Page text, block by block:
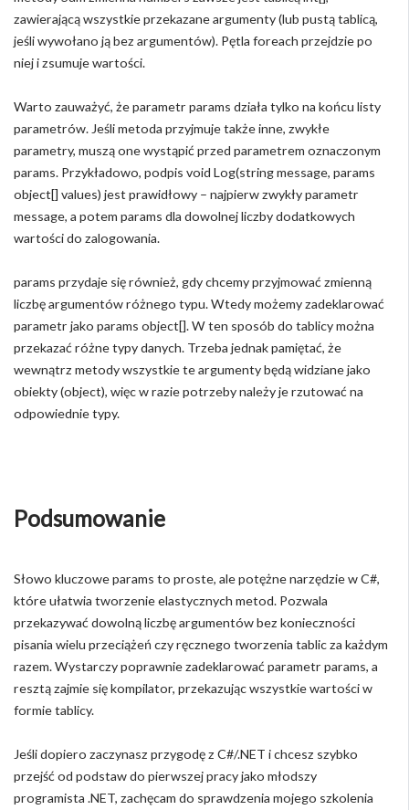
zawierającą wszystkie przekazane argumenty (lub pustą tablicą,
jeśli wywołano ją bez argumentów). Pętla foreach przejdzie po
niej i zsumuje wartości.
Warto zauważyć, że parametr params działa tylko na końcu listy
parametrów. Jeśli metoda przyjmuje także inne, zwykłe
parametry, muszą one wystąpić przed parametrem oznaczonym
params. Przykładowo, podpis void Log(string message, params
object[] values) jest prawidłowy – najpierw zwykły parametr
message, a potem params dla dowolnej liczby dodatkowych
wartości do zalogowania.
params przydaje się również, gdy chcemy przyjmować zmienną
liczbę argumentów różnego typu. Wtedy możemy zadeklarować
parametr jako params object[]. W ten sposób do tablicy można
przekazać różne typy danych. Trzeba jednak pamiętać, że
wewnątrz metody wszystkie te argumenty będą widziane jako
obiekty (object), więc w razie potrzeby należy je rzutować na
odpowiednie typy.
Podsumowanie
Słowo kluczowe params to proste, ale potężne narzędzie w C#,
które ułatwia tworzenie elastycznych metod. Pozwala
przekazywać dowolną liczbę argumentów bez konieczności
pisania wielu przeciążeń czy ręcznego tworzenia tablic za każdym
razem. Wystarczy poprawnie zadeklarować parametr params, a
resztą zajmie się kompilator, przekazując wszystkie wartości w
formie tablicy.
Jeśli dopiero zaczynasz przygodę z C#/.NET i chcesz szybko
przejść od podstaw do pierwszej pracy jako młodszy
programista .NET, zachęcam do sprawdzenia mojego szkolenia